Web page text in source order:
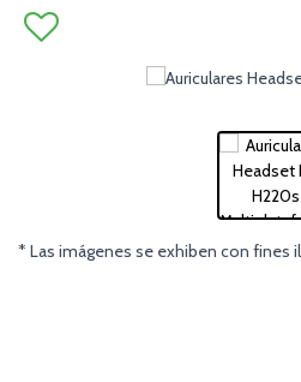
* Las imágenes se exhiben con fines